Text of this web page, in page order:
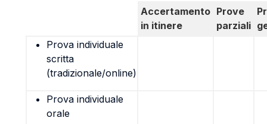
Accertamento
in itinere
Prove
parziali
Prova individuale
scritta
(tradizionale/online)
Prova individuale
orale